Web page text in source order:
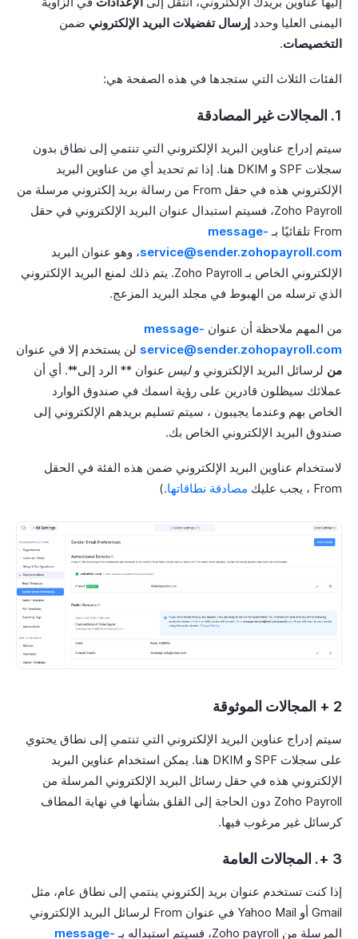
اليمنى العليا وحدد إرسال تفضيلات البريد الإلكتروني ضمن
التخصيصات.
الفئات الثلاث التي ستجدها في هذه الصفحة هي:
1. المجالات غير المصادقة
سيتم إدراج عناوين البريد الإلكتروني التي تنتمي إلى نطاق بدون
سجلات SPF و DKIM هنا. إذا تم تحديد أي من عناوين البريد
الإلكتروني هذه في حقل From من رسالة بريد إلكتروني مرسلة من
Zoho Payroll، فسيتم استبدال عنوان البريد الإلكتروني في حقل
From تلقائيًا بـ
message-
service@sender.zohopayroll.com، وهو عنوان البريد
الإلكتروني الخاص بـ Zoho Payroll. يتم ذلك لمنع البريد الإلكتروني
الذي ترسله من الهبوط في مجلد البريد المزعج.
من المهم ملاحظة أن عنوان message-
service@sender.zohopayroll.com لن يستخدم إلا في عنوان
من لرسائل البريد الإلكتروني وليس عنوان ** الرد إلى**. أي أن
عملائك سيظلون قادرين على رؤية اسمك في صندوق الوارد
الخاص بهم وعندما يجيبون ، سيتم تسليم بريدهم الإلكتروني إلى
صندوق البريد الإلكتروني الخاص بك.
لاستخدام عناوين البريد الإلكتروني ضمن هذه الفئة في الحقل
From ، يجب عليك
مصادقة نطاقاتها.)
2 + المجالات الموثوقة
سيتم إدراج عناوين البريد الإلكتروني التي تنتمي إلى نطاق يحتوي
على سجلات SPF و DKIM هنا. يمكن استخدام عناوين البريد
الإلكتروني هذه في حقل رسائل البريد الإلكتروني المرسلة من
Zoho Payroll دون الحاجة إلى القلق بشأنها في نهاية المطاف
كرسائل غير مرغوب فيها.
3 +. المجالات العامة
إذا كنت تستخدم عنوان بريد إلكتروني ينتمي إلى نطاق عام، مثل
Gmail أو Yahoo Mail في عنوان From لرسائل البريد الإلكتروني
المرسلة من Zoho payroll، فسيتم استبداله بـ
message-